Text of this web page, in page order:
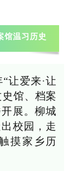
馆温习历史
让爱来·让
馆、档案
展。柳城
校园，走
摸家乡历